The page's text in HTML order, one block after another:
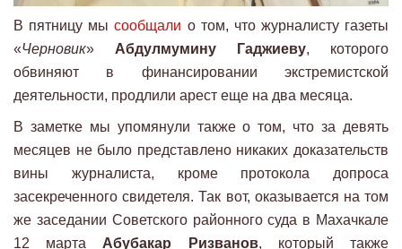
В пятницу мысообщали о том, что журналисту газеты
«Черновик» Абдулмумину Гаджиеву, которого
обвиняют в финансировании экстремистской
деятельности, продлили арест еще на два месяца.
В заметке мы упомянули также о том, что за девять
месяцев не было представлено никаких доказательств
вины журналиста, кроме протокола допроса
засекреченного свидетеля. Так вот, оказывается на том
же заседании Советского районного суда в Махачкале
12 марта Абубакар Ризванов, который также